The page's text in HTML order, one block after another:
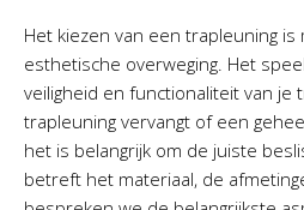
Het kiezen van een trapleuning
esthetische overweging. Het
veiligheid en functionaliteit van je
trapleuning vervangt of een
het is belangrijk om de juiste
betreft het materiaal, de